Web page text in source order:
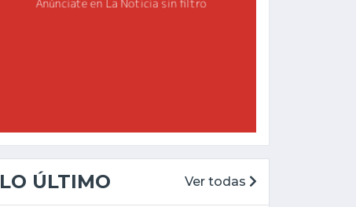
LO ÚLTIMO Ver todas